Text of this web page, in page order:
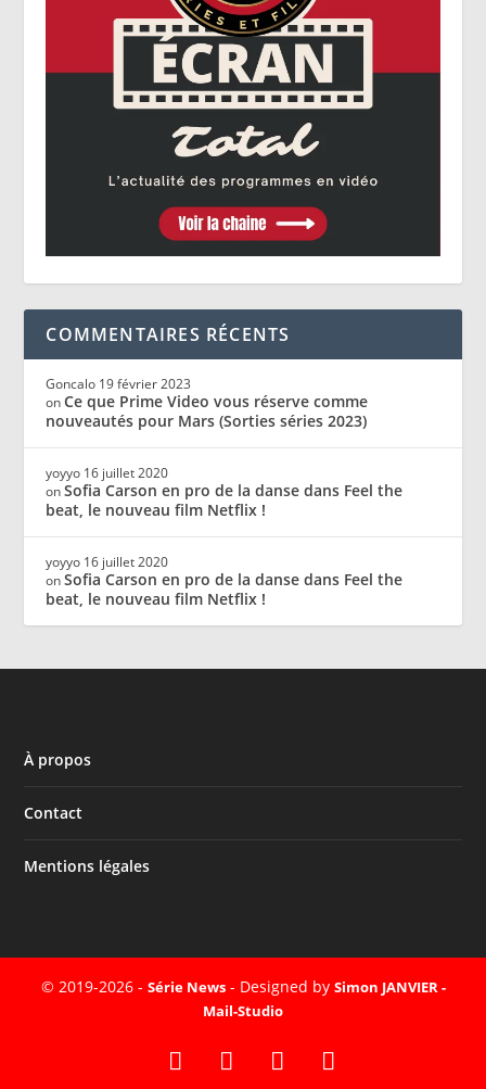
COMMENTAIRES RÉCENTS
Goncalo 19 février 2023
onCe que Prime Video vous réserve comme
nouveautés pour Mars (Sorties séries 2023)
yoyyo 16 juillet 2020
onSofia Carson en pro de la danse dans Feel the
beat, le nouveau film Netflix !
yoyyo 16 juillet 2020
onSofia Carson en pro de la danse dans Feel the
beat, le nouveau film Netflix !
À propos
Contact
Mentions légales
© 2019-2026 - Série News- Designed by Simon JANVIER -
Mail-Studio